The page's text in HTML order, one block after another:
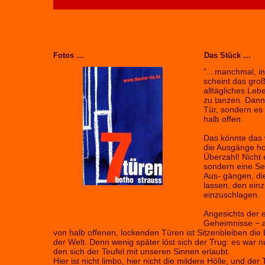
Fotos … Das Stück …
"…manchmal,
scheint das
alltägliches
zu tanzen.
Tür, sondern
halb offen.
Das könnte
die Ausgänge
Überzahl! Nicht
sondern eine
Aus- gängen,
lassen, den
einzuschlagen.
Angesichts der
Geheimnisse −
von halb offenen, lockenden Türen ist Sitzenbleiben die
der Welt. Denn wenig später löst sich der Trug: es war
den sich der Teufel mit unseren Sinnen erlaubt.
Hier ist nicht limbo, hier nicht die mildere Hölle, und der